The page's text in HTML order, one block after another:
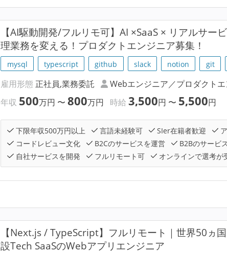
【AI駆動開発/フルリモ可】AI ×SaaS × リアルサー
理業務を変える！プロダクトエンジニア募集！
mysql typescript github slack notion git
雇用形態 正社員,業務委託 Webエンジニア／プロダクト
年収 500万円 〜800万円 時給3,500円 〜 5,500円
下限年収500万円以上 言語未経験可 SIer在籍者歓迎
コードレビュー文化
B2Cのサービスを運営 B2Bのサービ
自社サービスを開発
フルリモート可 オンラインで選考が
【Next.js / TypeScript】フルリモート｜世界50ヵ
設Tech SaaSのWebアプリエンジニア